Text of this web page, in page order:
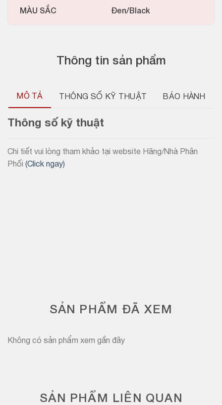
Thông tin sản phẩm
MÔ TẢ THÔNG SỐ KỸ THUẬT BẢO HÀNH
Thông số kỹ thuật
Chi tiết vui lòng tham khảo tại website Hãng/Nhà Phân
Phối (Click ngay)
MÀU SẮC Đen/Black
SẢN PHẨM ĐÃ XEM
Không có sản phẩm xem gần đây
SẢN PHẨM LIÊN QUAN